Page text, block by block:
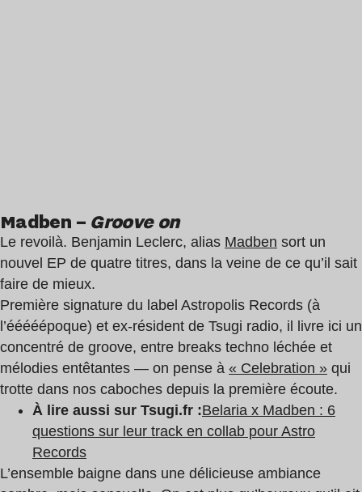
Madben – Groove on
Le revoilà. Benjamin Leclerc, alias Madben sort un
nouvel EP de quatre titres, dans la veine de ce qu’il sait
faire de mieux.
Première signature du label Astropolis Records (à
l’ééééépoque) et ex-résident de Tsugi radio, il livre ici un
concentré de groove, entre breaks techno léchée et
mélodies entêtantes — on pense à « Celebration » qui
trotte dans nos caboches depuis la première écoute.
À lire aussi sur Tsugi.fr :Belaria x Madben : 6
questions sur leur track en collab pour Astro
Records
L’ensemble baigne dans une délicieuse ambiance